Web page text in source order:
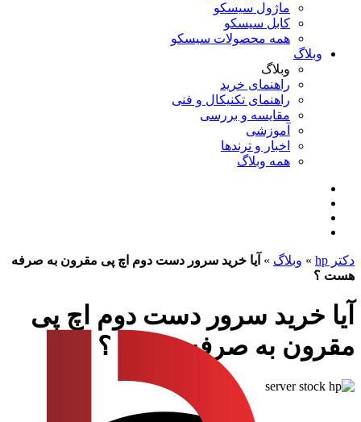
ماژول سیسکو
کابل سیسکو
همه محصولات سیسکو
وبلاگ
وبلاگ
راهنمای خرید
راهنمای تکنیکال و فنی
مقایسه و بررسی
آموزشی
اخبار و ترندها
همه وبلاگ
دکتر hp » وبلاگ » آیا خرید سرور دست دوم اچ پی مقرون به صرفه
هست ؟
آیا خرید سرور دست دوم اچ پی
مقرون به صرفه هست ؟